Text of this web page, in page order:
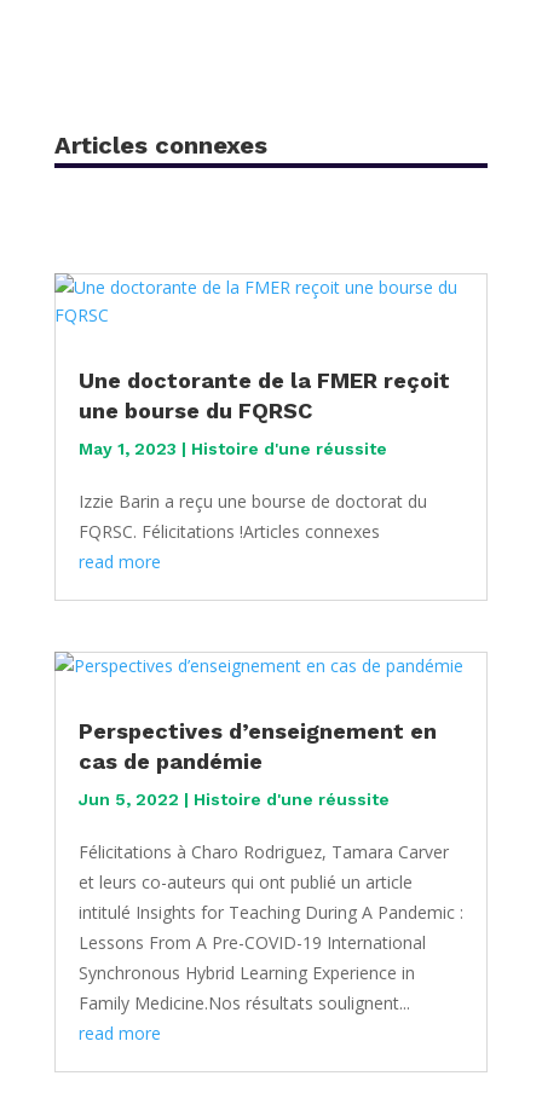
Articles connexes
Une doctorante de la FMER reçoit
une bourse du FQRSC
May 1, 2023 | Histoire d'une réussite
Izzie Barin a reçu une bourse de doctorat du
FQRSC. Félicitations !Articles connexes
read more
Perspectives d’enseignement en
cas de pandémie
Jun 5, 2022 | Histoire d'une réussite
Félicitations à Charo Rodriguez, Tamara Carver
et leurs co-auteurs qui ont publié un article
intitulé Insights for Teaching During A Pandemic :
Lessons From A Pre-COVID-19 International
Synchronous Hybrid Learning Experience in
Family Medicine.Nos résultats soulignent...
read more